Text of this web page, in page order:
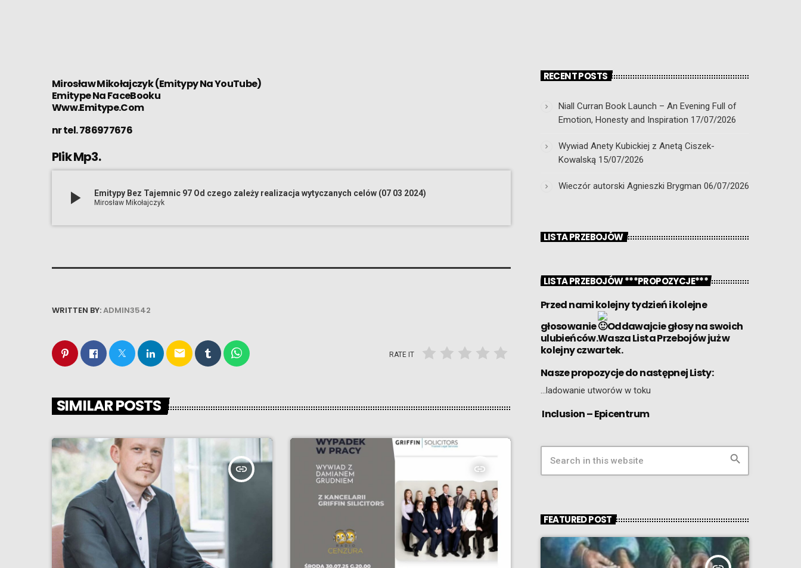
Mirosław Mikołajczyk (Emitypy Na YouTube)
Emitype Na FaceBooku
Www.Emitype.Com
nr tel. 786977676
Plik Mp3.
play_arrow Emitypy Bez Tajemnic 97 Od czego zależy realizacja wytyczanych celów (07 03 2024)
Mirosław Mikołajczyk
WRITTEN BY:ADMIN3542
email RATE IT
SIMILAR POSTS
insert_link insert_link
RECENT POSTS
Niall Curran Book Launch – An Evening Full of
Emotion, Honesty and Inspiration 17/07/2026
Wywiad Anety Kubickiej z Anetą Ciszek-
Kowalską 15/07/2026
Wieczór autorski Agnieszki Brygman 06/07/2026
LISTA PRZEBOJÓW
LISTA PRZEBOJÓW ***PROPOZYCJE***
Przed nami kolejny tydzień i kolejne
głosowanie
Oddawajcie głosy na swoich
ulubieńców.Wasza Lista Przebojów już w
kolejny czwartek.
Nasze propozycje do następnej Listy:
…ladowanie utworów w toku
Inclusion – Epicentrum
search
FEATURED POST